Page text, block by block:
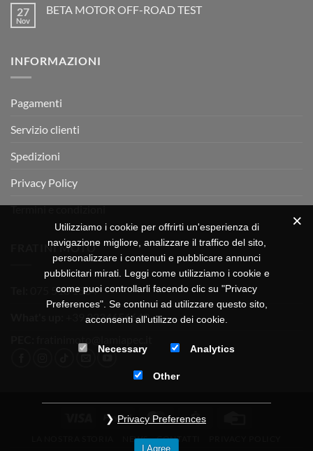
è
arrivata
Motocross
èBeta
27
Nov
BETA MOTOR OFF-ROAD TEST
MOTOR
INFORMAZIONI
Pagamenti
Servizio clienti
Spedizioni
Privacy Policy
Termini e condizioni
FRATINI MOTO
075 518 1504
+39 3334656649
Visa PayPal MasterCard
NEWS CONTATTI
Utilizziamo i cookie per offrirti un'esperienza di
navigazione migliore, analizzare il traffico del sito,
personalizzare i contenuti e pubblicare annunci
pubblicitari mirati. Leggi come utilizziamo i cookie e
come puoi controllarli facendo clic su "Privacy
Preferences". Se continui ad utilizzare questo sito,
acconsenti all'utilizzo dei cookie.
Necessary Analytics
Other
Privacy Preferences
I Agree